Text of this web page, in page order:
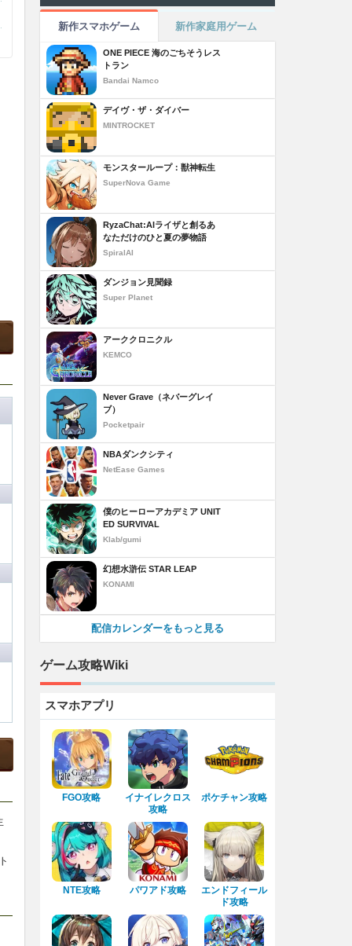
新作スマホゲーム 新作家庭用ゲーム
ONE PIECE 海のごちそうレス
トラン
Bandai Namco
デイヴ・ザ・ダイバー
MINTROCKET
モンスターループ：獣神転生
SuperNova Game
RyzaChat:AIライザと創るあ
なただけのひと夏の夢物語
SpiralAI
ダンジョン見聞録
Super Planet
アーククロニクル
KEMCO
Never Grave（ネバーグレイ
ブ）
Pocketpair
NBAダンクシティ
NetEase Games
僕のヒーローアカデミア UNIT
ED SURVIVAL
Klab/gumi
幻想水滸伝 STAR LEAP
KONAMI
配信カレンダーをもっと見る
ゲーム攻略Wiki
スマホアプリ
FGO攻略
イナイレクロス
攻略
ポケチャン攻略
NTE攻略 パワアド攻略
エンドフィール
ド攻略